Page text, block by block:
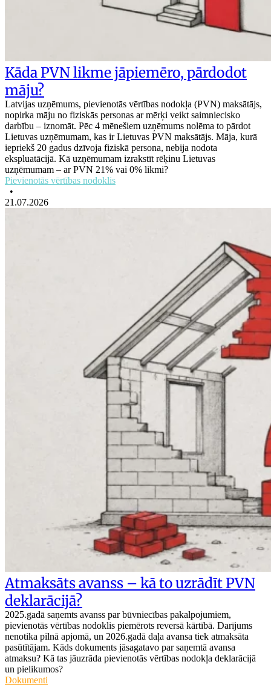
Kāda PVN likme jāpiemēro, pārdodot
māju?
Latvijas uzņēmums, pievienotās vērtības nodokļa (PVN) maksātājs,
nopirka māju no fiziskās personas ar mērķi veikt saimniecisko
darbību – iznomāt. Pēc 4 mēnešiem uzņēmums nolēma to pārdot
Lietuvas uzņēmumam, kas ir Lietuvas PVN maksātājs. Māja, kurā
iepriekš 20 gadus dzīvoja fiziskā persona, nebija nodota
ekspluatācijā. Kā uzņēmumam izrakstīt rēķinu Lietuvas
uzņēmumam – ar PVN 21% vai 0% likmi?
Pievienotās vērtības nodoklis
•
21.07.2026
Atmaksāts avanss – kā to uzrādīt PVN
deklarācijā?
2025.gadā saņemts avanss par būvniecības pakalpojumiem,
pievienotās vērtības nodoklis piemērots reversā kārtībā. Darījums
nenotika pilnā apjomā, un 2026.gadā daļa avansa tiek atmaksāta
pasūtītājam. Kāds dokuments jāsagatavo par saņemtā avansa
atmaksu? Kā tas jāuzrāda pievienotās vērtības nodokļa deklarācijā
un pielikumos?
Dokumenti